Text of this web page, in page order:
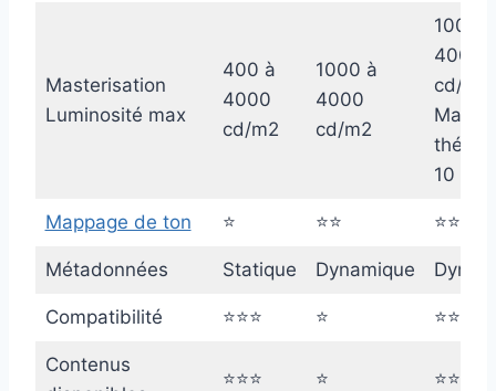
Masterisation
Luminosité max
400 à
4000
cd/m2
1000 à
4000
cd/m2
1000 à
4000
cd/m2
Max
10 000
Mappage de ton ⭐ ⭐⭐ ⭐⭐⭐
Métadonnées Statique Dynamique
Compatibilité ⭐⭐⭐ ⭐ ⭐⭐
Contenus
⭐⭐⭐ ⭐ ⭐⭐